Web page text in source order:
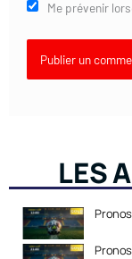
Me prévenir
LES